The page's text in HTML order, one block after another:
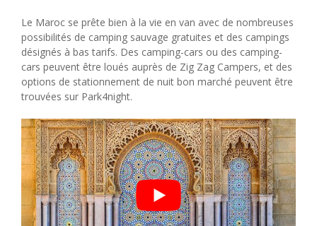
Le Maroc se prête bien à la vie en van avec de nombreuses
possibilités de camping sauvage gratuites et des campings
désignés à bas tarifs. Des camping-cars ou des camping-
cars peuvent être loués auprès de Zig Zag Campers, et des
options de stationnement de nuit bon marché peuvent être
trouvées sur Park4night.